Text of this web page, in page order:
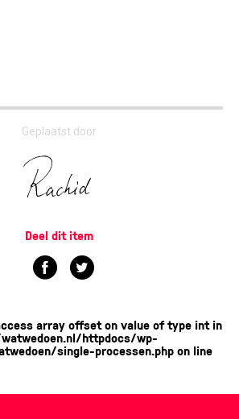
Geplaatst door
Deel dit item
array offset on value of type int in
httpdocs/wp-
single-processen.phpon line